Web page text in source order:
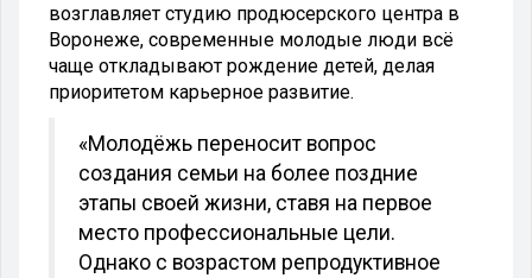
возглавляет студию продюсерского центра в
Воронеже, современные молодые люди всё
чаще откладывают рождение детей, делая
приоритетом карьерное развитие.
«Молодёжь переносит вопрос
создания семьи на более поздние
этапы своей жизни, ставя на первое
место профессиональные цели.
Однако с возрастом репродуктивное